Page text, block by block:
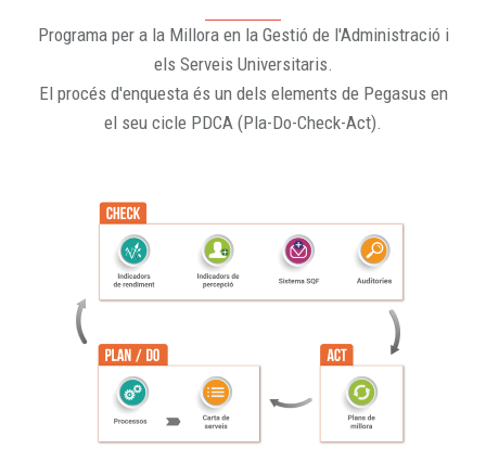
Programa per a la Millora en la Gestió de l'Administració i
els Serveis Universitaris.
El procés d'enquesta és un dels elements de Pegasus en
el seu cicle PDCA (Pla-Do-Check-Act).